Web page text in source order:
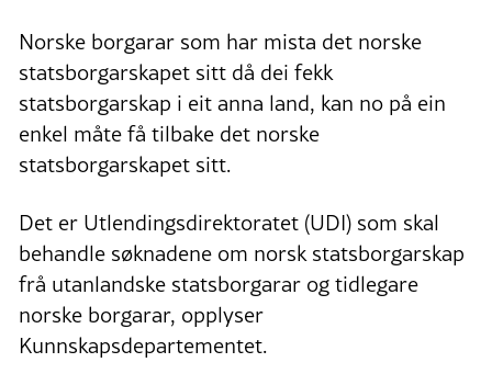
Norske borgarar som har mista det norske
statsborgarskapet sitt då dei fekk
statsborgarskap i eit anna land, kan no på ein
enkel måte få tilbake det norske
statsborgarskapet sitt.
Det er Utlendingsdirektoratet (UDI) som skal
behandle søknadene om norsk statsborgarskap
frå utanlandske statsborgarar og tidlegare
norske borgarar, opplyser
Kunnskapsdepartementet.